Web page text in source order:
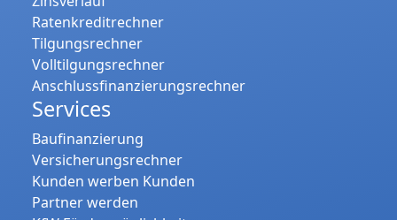
Ratenkreditrechner
Tilgungsrechner
Volltilgungsrechner
Anschlussfinanzierungsrechner
Services
Baufinanzierung
Versicherungsrechner
Kunden werben Kunden
Partner werden